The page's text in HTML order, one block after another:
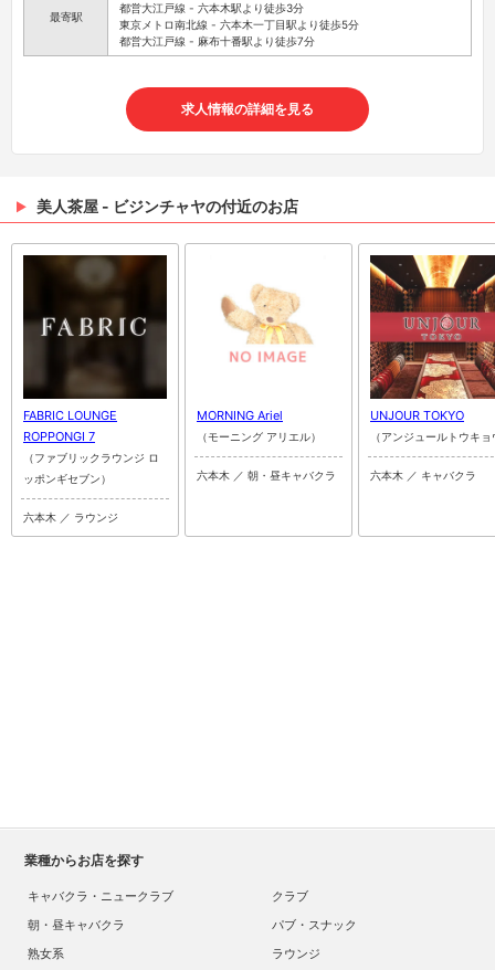
最寄駅
都営大江戸線 - 六本木駅より徒歩3分
東京メトロ南北線 - 六本木一丁目駅より徒歩5分
都営大江戸線 - 麻布十番駅より徒歩7分
求人情報の詳細を見る
美人茶屋 - ビジンチャヤの付近のお店
FABRIC LOUNGE
ROPPONGI 7
（ファブリックラウンジ ロ
ッポンギセブン）
六本木 ／ ラウンジ
MORNING Ariel
（モーニング アリエル）
六本木 ／ 朝・昼キャバクラ
UNJOUR TOKYO
（アンジュールトウキョ
六本木 ／ キャバクラ
業種からお店を探す
キャバクラ・ニュークラブ
クラブ
朝・昼キャバクラ
パブ・スナック
熟女系
ラウンジ